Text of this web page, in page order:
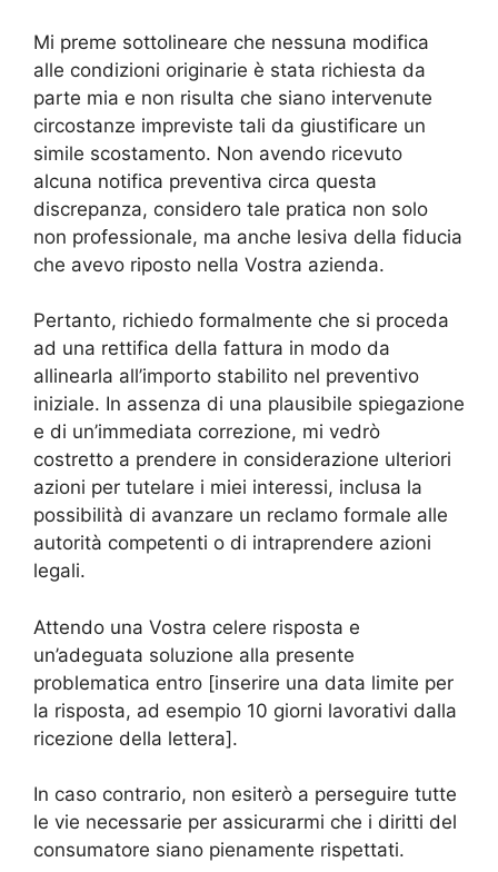
Mi preme sottolineare che nessuna modifica
alle condizioni originarie è stata richiesta da
parte mia e non risulta che siano intervenute
circostanze impreviste tali da giustificare un
simile scostamento. Non avendo ricevuto
alcuna notifica preventiva circa questa
discrepanza, considero tale pratica non solo
non professionale, ma anche lesiva della fiducia
che avevo riposto nella Vostra azienda.
Pertanto, richiedo formalmente che si proceda
ad una rettifica della fattura in modo da
allinearla all’importo stabilito nel preventivo
iniziale. In assenza di una plausibile spiegazione
e di un’immediata correzione, mi vedrò
costretto a prendere in considerazione ulteriori
azioni per tutelare i miei interessi, inclusa la
possibilità di avanzare un reclamo formale alle
autorità competenti o di intraprendere azioni
legali.
Attendo una Vostra celere risposta e
un’adeguata soluzione alla presente
problematica entro [inserire una data limite per
la risposta, ad esempio 10 giorni lavorativi dalla
ricezione della lettera].
In caso contrario, non esiterò a perseguire tutte
le vie necessarie per assicurarmi che i diritti del
consumatore siano pienamente rispettati.